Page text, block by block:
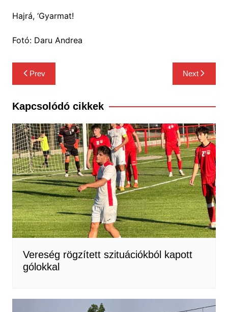
Hajrá, ‘Gyarmat!
Fotó: Daru Andrea
Bejegyzés
navigáció
Prev Next
Kapcsolódó cikkek
Vereség rögzített szituációkból kapott
gólokkal